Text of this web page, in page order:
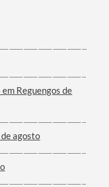
Reguengos de
agosto